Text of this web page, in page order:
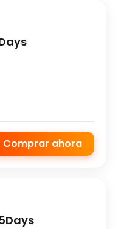
Comprar ahora